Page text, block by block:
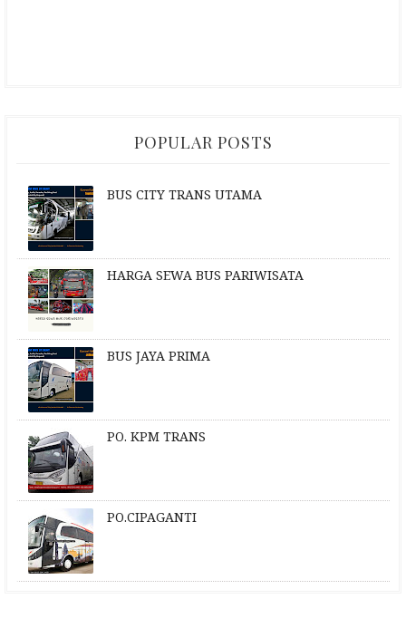
POPULAR POSTS
BUS CITY TRANS UTAMA
HARGA SEWA BUS PARIWISATA
BUS JAYA PRIMA
PO. KPM TRANS
PO.CIPAGANTI